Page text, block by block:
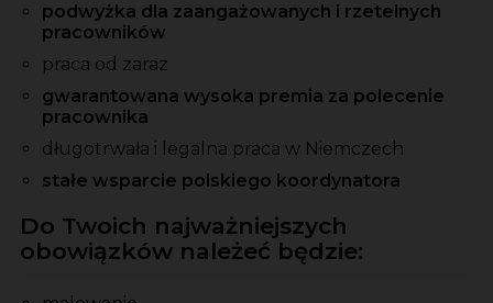
podwyżka dla zaangażowanych i rzetelnych
pracowników
praca od zaraz
gwarantowana wysoka premia za polecenie
pracownika
długotrwała i legalna praca w Niemczech
stałe wsparcie polskiego koordynatora
Do Twoich najważniejszych
obowiązków należeć będzie: